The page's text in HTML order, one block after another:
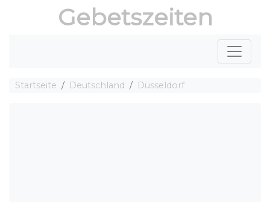
Gebetszeiten
Startseite Deutschland Düsseldorf